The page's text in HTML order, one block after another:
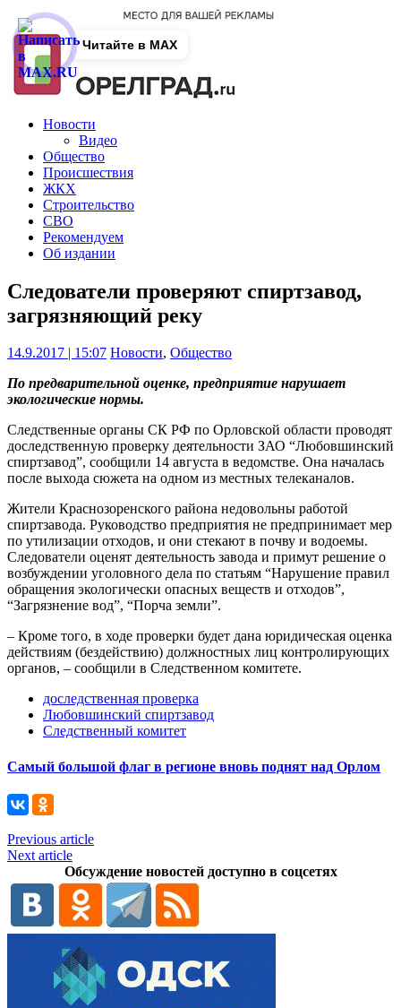
Новости
Видео
Общество
Происшествия
ЖКХ
Строительство
СВО
Рекомендуем
Об издании
Следователи проверяют спиртзавод,
загрязняющий реку
14.9.2017 | 15:07 Новости, Общество
По предварительной оценке, предприятие нарушает
экологические нормы.
Следственные органы СК РФ по Орловской области проводят
доследственную проверку деятельности ЗАО “Любовшинский
спиртзавод”, сообщили 14 августа в ведомстве. Она началась
после выхода сюжета на одном из местных телеканалов.
Жители Краснозоренского района недовольны работой
спиртзавода. Руководство предприятия не предпринимает мер
по утилизации отходов, и они стекают в почву и водоемы.
Следователи оценят деятельность завода и примут решение о
возбуждении уголовного дела по статьям “Нарушение правил
обращения экологически опасных веществ и отходов”,
“Загрязнение вод”, “Порча земли”.
– Кроме того, в ходе проверки будет дана юридическая оценка
действиям (бездействию) должностных лиц контролирующих
органов, – сообщили в Следственном комитете.
доследственная проверка
Любовшинский спиртзавод
Следственный комитет
Самый большой флаг в регионе вновь поднят над Орлом
Previous article
Next article
Обсуждение новостей доступно в соцсетях
Читайте в MAX